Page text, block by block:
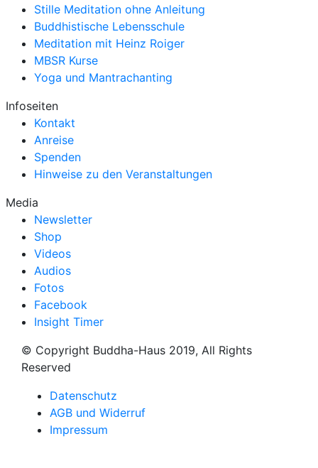
Stille Meditation ohne Anleitung
Buddhistische Lebensschule
Meditation mit Heinz Roiger
MBSR Kurse
Yoga und Mantrachanting
Infoseiten
Kontakt
Anreise
Spenden
Hinweise zu den Veranstaltungen
Media
Newsletter
Shop
Videos
Audios
Fotos
Facebook
Insight Timer
© Copyright Buddha-Haus 2019, All Rights
Reserved
Datenschutz
AGB und Widerruf
Impressum